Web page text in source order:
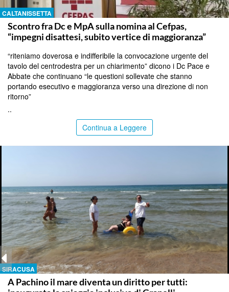
CALTANISSETTA
Scontro fra Dc e MpA sulla nomina al Cefpas,
“impegni disattesi, subito vertice di maggioranza”
“riteniamo doverosa e indifferibile la convocazione urgente del
tavolo del centrodestra per un chiarimento” dicono i Dc Pace e
Abbate che continuano “le questioni sollevate che stanno
portando esecutivo e maggioranza verso una direzione di non
ritorno”
..
Continua a Leggere
SIRACUSA
A Pachino il mare diventa un diritto per tutti: